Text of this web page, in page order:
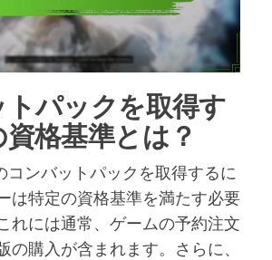
トパックを取得す
格基準とは？
のコンバットパックを取得するに
は特定の資格基準を満たす必要
れには通常、ゲームの予約注文
の購入が含まれます。さらに、